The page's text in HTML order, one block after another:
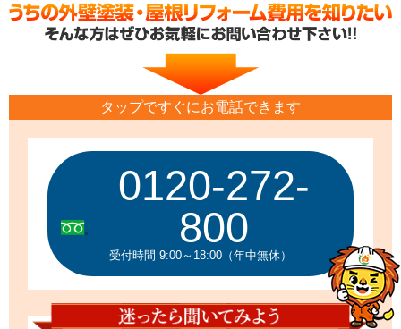
タップですぐにお電話できます
0120-272-
800
受付時間 9:00～18:00（年中無休）